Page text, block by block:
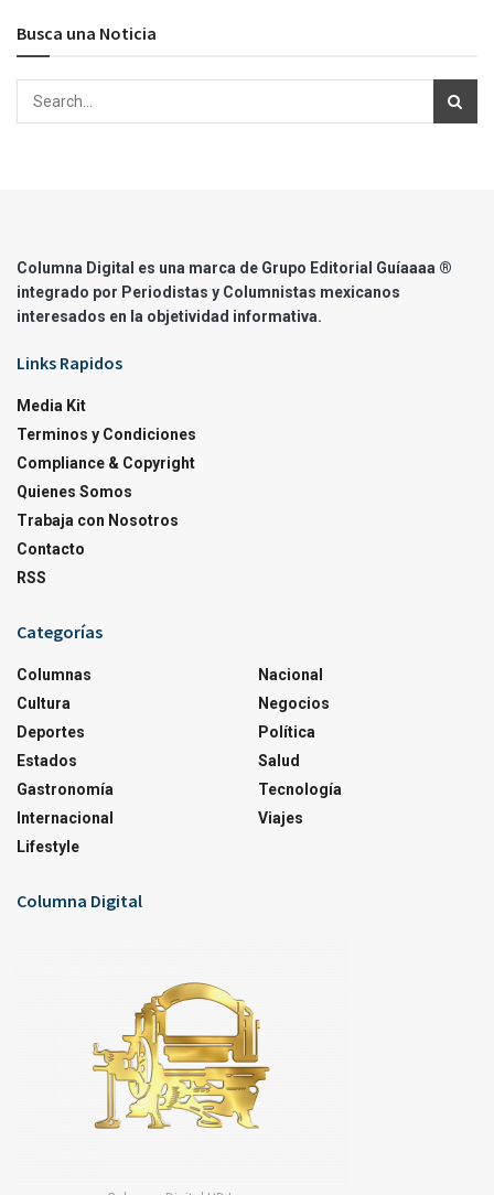
Busca una Noticia
Columna Digital es una marca de Grupo Editorial Guíaaaa ®
integrado por Periodistas y Columnistas mexicanos
interesados en la objetividad informativa.
Links Rapidos
Media Kit
Terminos y Condiciones
Compliance & Copyright
Quienes Somos
Trabaja con Nosotros
Contacto
RSS
Categorías
Columnas
Cultura
Deportes
Estados
Gastronomía
Internacional
Lifestyle
Nacional
Negocios
Política
Salud
Tecnología
Viajes
Columna Digital